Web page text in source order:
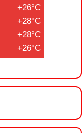
+26°C
+28°C
+28°C
+26°C